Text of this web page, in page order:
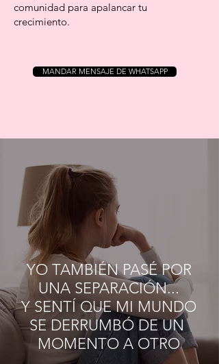
comunidad para apalancar tu
crecimiento.
MANDAR MENSAJE DE WHATSAPP
YO TAMBIÉN PASÉ POR
UNA SEPARACIÓN...
Y SENTÍ QUE MI MUNDO
SE DERRUMBÓ DE UN
MOMENTO A OTRO